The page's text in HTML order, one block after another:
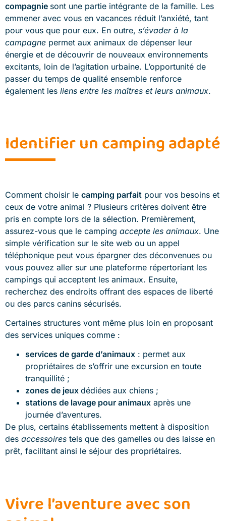
compagnie sont une partie intégrante de la famille. Les
emmener avec vous en vacances réduit l’anxiété, tant
pour vous que pour eux. En outre, s’évader à la
campagne permet aux animaux de dépenser leur
énergie et de découvrir de nouveaux environnements
excitants, loin de l’agitation urbaine. L’opportunité de
passer du temps de qualité ensemble renforce
également les liens entre les maîtres et leurs animaux.
Identifier un camping adapté
Comment choisir le camping parfait pour vos besoins et
ceux de votre animal ? Plusieurs critères doivent être
pris en compte lors de la sélection. Premièrement,
assurez-vous que le camping accepte les animaux. Une
simple vérification sur le site web ou un appel
téléphonique peut vous épargner des déconvenues ou
vous pouvez aller sur une plateforme répertoriant les
campings qui acceptent les animaux. Ensuite,
recherchez des endroits offrant des espaces de liberté
ou des parcs canins sécurisés.
Certaines structures vont même plus loin en proposant
des services uniques comme :
services de garde d’animaux : permet aux
propriétaires de s’offrir une excursion en toute
tranquillité ;
zones de jeux dédiées aux chiens ;
stations de lavage pour animaux après une
journée d’aventures.
De plus, certains établissements mettent à disposition
des accessoires tels que des gamelles ou des laisse en
prêt, facilitant ainsi le séjour des propriétaires.
Vivre l’aventure avec son